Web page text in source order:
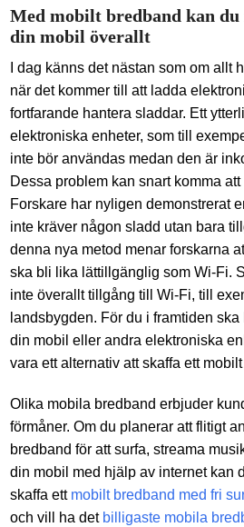
Med mobilt bredband kan
din mobil överallt
I dag känns det nästan som om allt
när det kommer till att ladda
fortfarande hantera sladdar. Ett
elektroniska enheter, som till
inte bör användas medan den är
Dessa problem kan snart komma
Forskare har nyligen demonstrerat
inte kräver någon sladd utan bara
denna nya metod menar forskarna
ska bli lika lättillgänglig som Wi-Fi.
inte överallt tillgång till Wi-Fi, till
landsbygden. För du i framtiden
din mobil eller andra elektroniska
vara ett alternativ att skaffa ett
Olika mobila bredband erbjuder
förmåner. Om du planerar att flitigt
bredband för att surfa, streama
din mobil med hjälp av internet kan
skaffa ett mobilt bredband med fri
och vill ha det billigaste mobila